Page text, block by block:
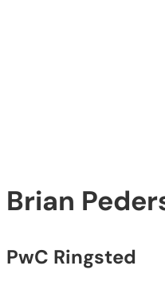
Brian
PwC Ringsted